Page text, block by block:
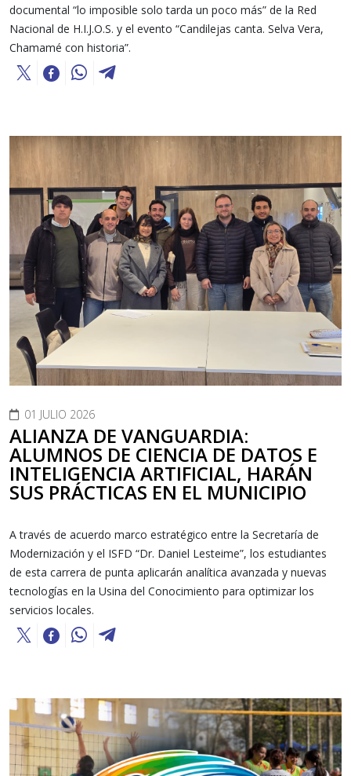
documental “lo imposible solo tarda un poco más” de la Red
Nacional de H.I.J.O.S. y el evento “Candilejas canta. Selva Vera,
Chamamé con historia”.
01 JULIO 2026
ALIANZA DE VANGUARDIA:
ALUMNOS DE CIENCIA DE DATOS E
INTELIGENCIA ARTIFICIAL, HARÁN
SUS PRÁCTICAS EN EL MUNICIPIO
A través de acuerdo marco estratégico entre la Secretaría de
Modernización y el ISFD “Dr. Daniel Lesteime”, los estudiantes
de esta carrera de punta aplicarán analítica avanzada y nuevas
tecnologías en la Usina del Conocimiento para optimizar los
servicios locales.